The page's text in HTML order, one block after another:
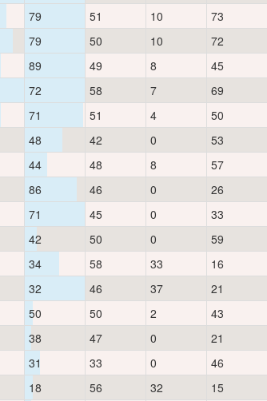
79 51 10 73
79 50 10 72
89 49 8 45
72 58 7 69
71 51 4 50
48 42 0 53
44 48 8 57
86 46 0 26
71 45 0 33
42 50 0 59
34 58 33 16
32 46 37 21
50 50 2 43
38 47 0 21
31 33 0 46
18 56 32 15